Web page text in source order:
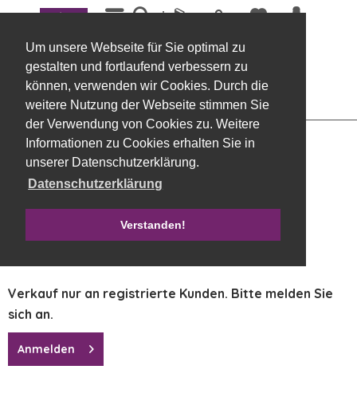
Um unsere Webseite für Sie optimal zu
gestalten und fortlaufend verbessern zu
können, verwenden wir Cookies. Durch die
weitere Nutzung der Webseite stimmen Sie
der Verwendung von Cookies zu. Weitere
Informationen zu Cookies erhalten Sie in
unserer Datenschutzerklärung.
Datenschutzerklärung
Verstanden!
Menü
Übersicht Kränze
Kranz, Rebe 35 x 10 cm natur
Verkauf nur an registrierte Kunden. Bitte melden Sie
sich an.
Anmelden